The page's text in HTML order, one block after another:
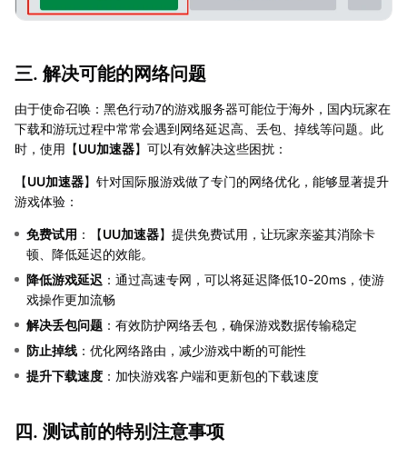
三. 解决可能的网络问题
由于使命召唤：黑色行动7的游戏服务器可能位于海外，国内玩家在
下载和游玩过程中常常会遇到网络延迟高、丢包、掉线等问题。此
时，使用【UU加速器】可以有效解决这些困扰：
【UU加速器】针对国际服游戏做了专门的网络优化，能够显著提升
游戏体验：
免费试用 ：【UU加速器】提供免费试用，让玩家亲鉴其消除卡
顿、降低延迟的效能。
降低游戏延迟 ：通过高速专网，可以将延迟降低10-20ms，使游
戏操作更加流畅
解决丢包问题 ：有效防护网络丢包，确保游戏数据传输稳定
防止掉线 ：优化网络路由，减少游戏中断的可能性
提升下载速度 ：加快游戏客户端和更新包的下载速度
四. 测试前的特别注意事项